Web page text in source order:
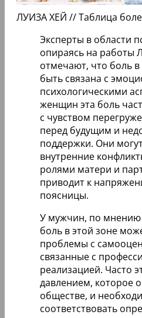
ЛУИЗА ХЕЙ // Таблица
Эксперты в области
опираясь на работы
отмечают, что боль
быть связана с
психологическими
женщин эта боль
с чувством
перед будущим и
поддержки. Они
внутренние
ролями матери и
приводит к
поясницы.
У мужчин, по мнению
боль в этой зоне
проблемы с
связанные с
реализацией. Часто
давлением, которое
обществе, и
соответствовать